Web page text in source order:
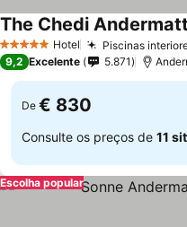
5 Estrelas Hotel Piscinas
The Chedi Andermatt
9,2 Excelente 5.871
De € 830
Consulte os preços de 11
Escolha popular